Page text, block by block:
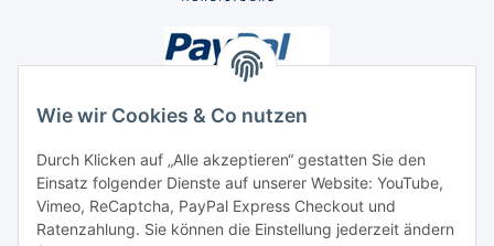
Wie wir Cookies & Co nutzen
Durch Klicken auf „Alle akzeptieren“ gestatten Sie den
Einsatz folgender Dienste auf unserer Website: YouTube,
Vimeo, ReCaptcha, PayPal Express Checkout und
Ratenzahlung. Sie können die Einstellung jederzeit ändern
Unsere Seiten